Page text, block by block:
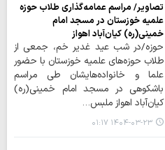
تصاویر/ مراسم عمامه‌گذاری طلاب حوزه
علمیه خوزستان در مسجد امام
خمینی(ره) کیان‌آباد اهواز
حوزه/در شب عید غدیر خم، جمعی از
طلاب حوزه‌های علمیه خوزستان با حضور
علما و خانواده‌هایشان طی مراسم
باشکوهی در مسجد امام خمینی(ره)
کیان‌آباد اهواز ملبس…
۱۴۰۴-۰۳-۲۳ ۰۱:۱۷